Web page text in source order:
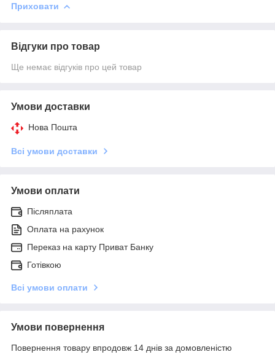
Приховати
Відгуки про товар
Ще немає відгуків про цей товар
Умови доставки
Нова Пошта
Всі умови доставки
Умови оплати
Післяплата
Оплата на рахунок
Переказ на карту Приват Банку
Готівкою
Всі умови оплати
Умови повернення
Повернення товару впродовж 14 днів за домовленістю